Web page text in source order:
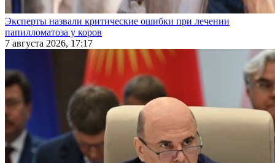
Эксперты назвали критические ошибки при лечении
папилломатоза у коров
7 августа 2026, 17:17